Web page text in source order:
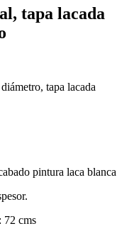
tapa lacada
tapa lacada
pintura laca blanca
cms